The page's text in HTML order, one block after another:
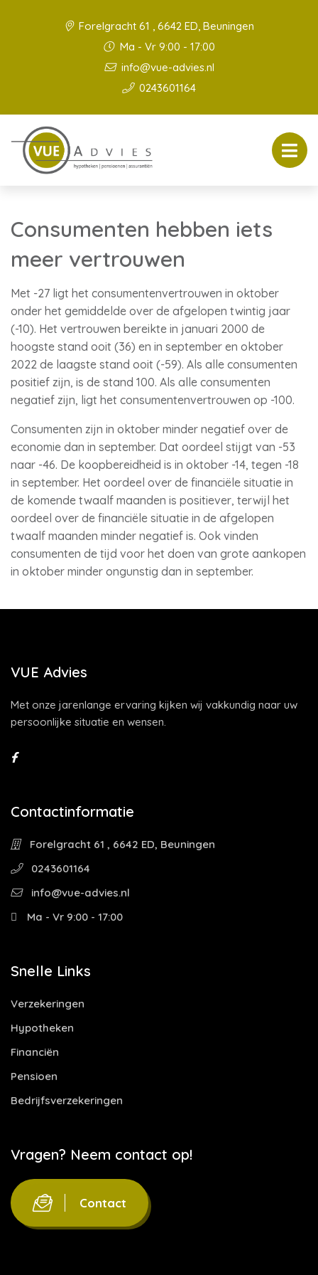
Forelgracht 61 , 6642 ED, Beuningen
Ma - Vr 9:00 - 17:00
info@vue-advies.nl
0243601164
Consumenten hebben iets
meer vertrouwen
Met -27 ligt het consumentenvertrouwen in oktober
onder het gemiddelde over de afgelopen twintig jaar
(-10). Het vertrouwen bereikte in januari 2000 de
hoogste stand ooit (36) en in september en oktober
2022 de laagste stand ooit (-59). Als alle consumenten
positief zijn, is de stand 100. Als alle consumenten
negatief zijn, ligt het consumentenvertrouwen op -100.
Consumenten zijn in oktober minder negatief over de
economie dan in september. Dat oordeel stijgt van -53
naar -46. De koopbereidheid is in oktober -14, tegen -18
in september. Het oordeel over de financiële situatie in
de komende twaalf maanden is positiever, terwijl het
oordeel over de financiële situatie in de afgelopen
twaalf maanden minder negatief is. Ook vinden
consumenten de tijd voor het doen van grote aankopen
in oktober minder ongunstig dan in september.
VUE Advies
Met onze jarenlange ervaring kijken wij vakkundig naar uw
persoonlijke situatie en wensen.
Contactinformatie
Forelgracht 61 , 6642 ED, Beuningen
0243601164
info@vue-advies.nl
Ma - Vr 9:00 - 17:00
Snelle Links
Verzekeringen
Hypotheken
Financiën
Pensioen
Bedrijfsverzekeringen
Vragen? Neem contact op!
Contact